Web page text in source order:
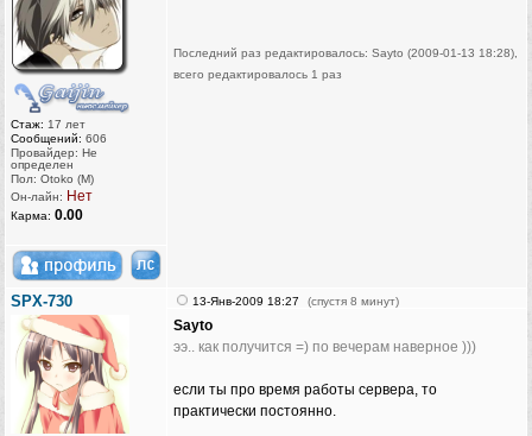
Стаж: 17 лет
Сообщений: 606
Провайдер: Не
определен
Пол: Otoko (M)
Он-лайн: Нет
Карма: 0.00
Последний раз редактировалось: Sayto (2009-01-13 18:28),
всего редактировалось 1 раз
SPX-730 13-Янв-2009 18:27 (спустя 8 минут)
Sayto
ээ.. как получится =) по вечерам наверное )))
если ты про время работы сервера, то
практически постоянно.